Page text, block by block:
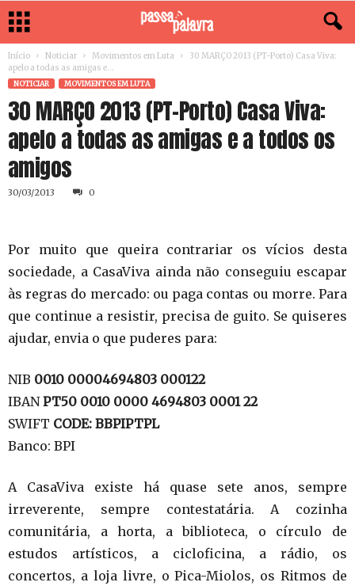
Início Noticiar Movimentos em Luta
30 MARÇO 2013 (PT-Porto) Casa Viva:
apelo a todas as amigas e...
NOTICIAR MOVIMENTOS EM LUTA
30 MARÇO 2013 (PT-Porto) Casa Viva:
apelo a todas as amigas e a todos os
amigos
30/03/2013 0
Por muito que queira contrariar os vícios desta
sociedade, a CasaViva ainda não conseguiu escapar
às regras do mercado: ou paga contas ou morre. Para
que continue a resistir, precisa de guito. Se quiseres
ajudar, envia o que puderes para:
NIB 0010 00004694803 000122
IBANPT50 0010 0000 4694803 0001 22
SWIFT CODE: BBPIPTPL
Banco: BPI
A CasaViva existe há quase sete anos, sempre
irreverente, sempre contestatária. A cozinha
comunitária, a horta, a biblioteca, o círculo de
estudos artísticos, a cicloficina, a rádio, os
concertos, a loja livre, o Pica-Miolos, os Ritmos de